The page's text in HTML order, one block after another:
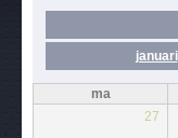
januari
ma
27